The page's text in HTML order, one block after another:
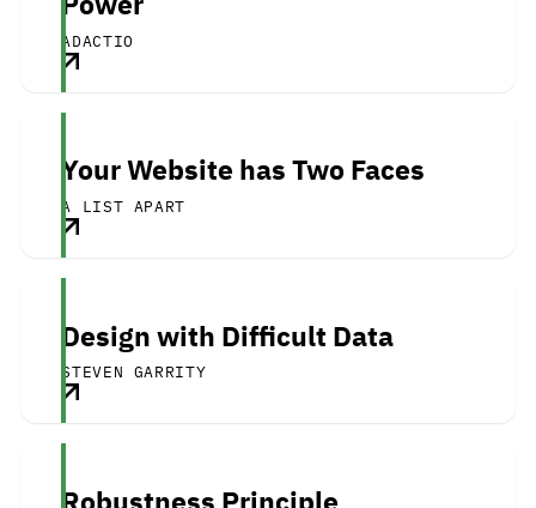
ADACTIO
Your Website has Two Faces
A LIST APART
Design with Difficult Data
STEVEN GARRITY
Robustness Principle